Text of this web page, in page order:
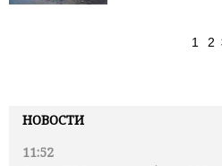
НОВОСТИ
11:52
1 2